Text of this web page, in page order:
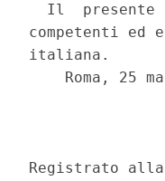
Il  presente
competenti ed
italiana.
Roma, 25
Registrato